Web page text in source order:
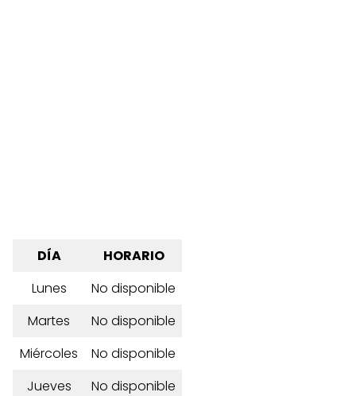
DÍA
HORARIO
Lunes
No disponible
Martes
No disponible
Miércoles
No disponible
Jueves
No disponible